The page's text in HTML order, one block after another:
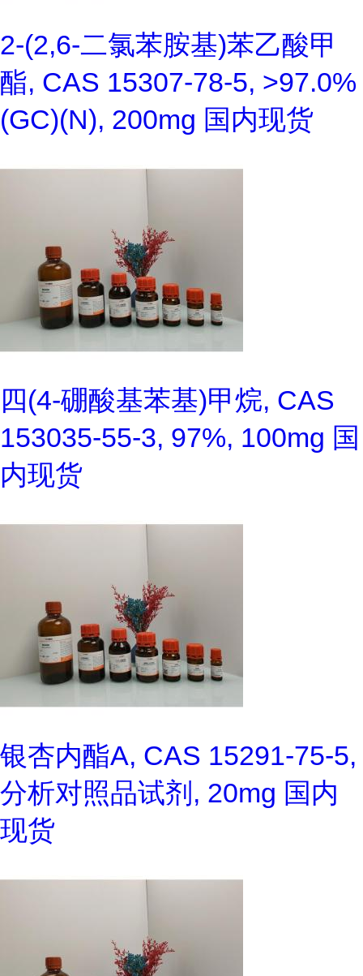
2-(2,6-二氯苯胺基)苯乙酸甲
酯, CAS 15307-78-5, >97.0%
(GC)(N), 200mg 国内现货
四(4-硼酸基苯基)甲烷, CAS
153035-55-3, 97%, 100mg 国
内现货
银杏内酯A, CAS 15291-75-5,
分析对照品试剂, 20mg 国内
现货